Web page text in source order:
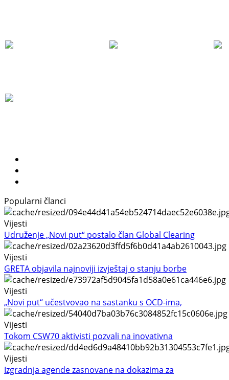
Popularni članci
Vijesti
Udruženje „Novi put“ postalo član Global Clearing
Vijesti
GRETA objavila najnoviji izvještaj o stanju borbe
Vijesti
„Novi put“ učestvovao na sastanku s OCD-ima,
Vijesti
Tokom CSW70 aktivisti pozvali na inovativna
Vijesti
Izgradnja agende zasnovane na dokazima za